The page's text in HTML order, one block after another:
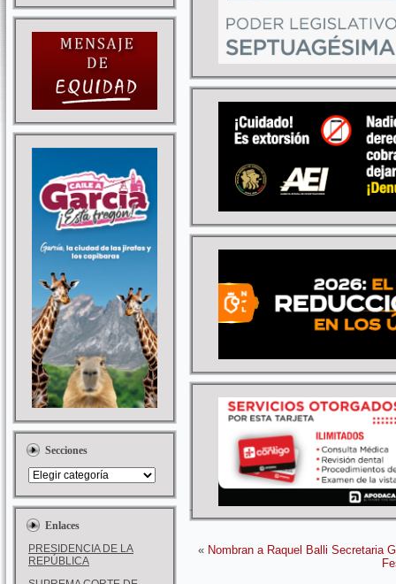
Secciones
Enlaces
PRESIDENCIA DE LA
REPÚBLICA
« Nombran a Raquel Balli Secretaria